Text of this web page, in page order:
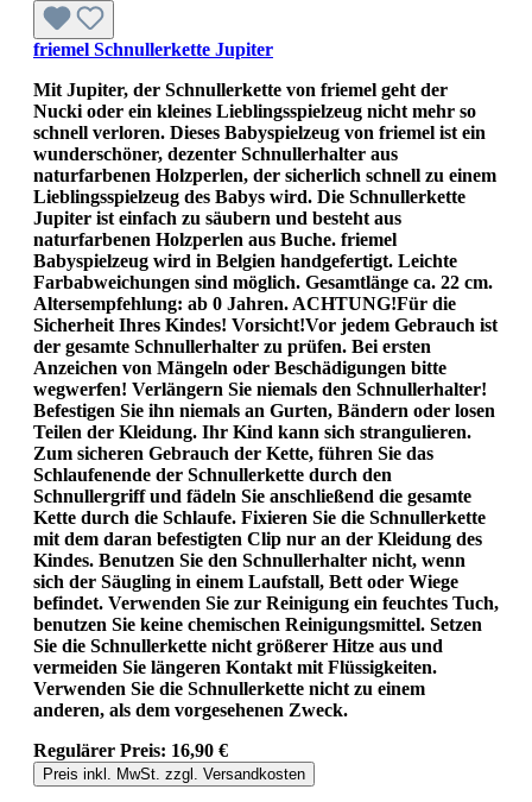
friemel Schnullerkette Jupiter
Mit Jupiter, der Schnullerkette von friemel geht der
Nucki oder ein kleines Lieblingsspielzeug nicht mehr so
schnell verloren. Dieses Babyspielzeug von friemel ist ein
wunderschöner, dezenter Schnullerhalter aus
naturfarbenen Holzperlen, der sicherlich schnell zu einem
Lieblingsspielzeug des Babys wird. Die Schnullerkette
Jupiter ist einfach zu säubern und besteht aus
naturfarbenen Holzperlen aus Buche. friemel
Babyspielzeug wird in Belgien handgefertigt. Leichte
Farbabweichungen sind möglich. Gesamtlänge ca. 22 cm.
Altersempfehlung: ab 0 Jahren. ACHTUNG!Für die
Sicherheit Ihres Kindes! Vorsicht!Vor jedem Gebrauch ist
der gesamte Schnullerhalter zu prüfen. Bei ersten
Anzeichen von Mängeln oder Beschädigungen bitte
wegwerfen! Verlängern Sie niemals den Schnullerhalter!
Befestigen Sie ihn niemals an Gurten, Bändern oder losen
Teilen der Kleidung. Ihr Kind kann sich strangulieren.
Zum sicheren Gebrauch der Kette, führen Sie das
Schlaufenende der Schnullerkette durch den
Schnullergriff und fädeln Sie anschließend die gesamte
Kette durch die Schlaufe. Fixieren Sie die Schnullerkette
mit dem daran befestigten Clip nur an der Kleidung des
Kindes. Benutzen Sie den Schnullerhalter nicht, wenn
sich der Säugling in einem Laufstall, Bett oder Wiege
befindet. Verwenden Sie zur Reinigung ein feuchtes Tuch,
benutzen Sie keine chemischen Reinigungsmittel. Setzen
Sie die Schnullerkette nicht größerer Hitze aus und
vermeiden Sie längeren Kontakt mit Flüssigkeiten.
Verwenden Sie die Schnullerkette nicht zu einem
anderen, als dem vorgesehenen Zweck.
Regulärer Preis: 16,90 €
Preis inkl. MwSt. zzgl. Versandkosten